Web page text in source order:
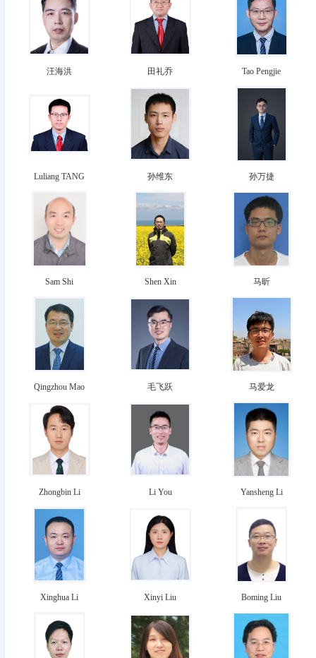
汪海洪 田礼乔 Tao Pengjie
Luliang TANG 孙维东 孙万捷
Sam Shi Shen Xin 马昕
Qingzhou Mao 毛飞跃 马爱龙
Zhongbin Li Li You Yansheng Li
Xinghua Li Xinyi Liu Boming Liu